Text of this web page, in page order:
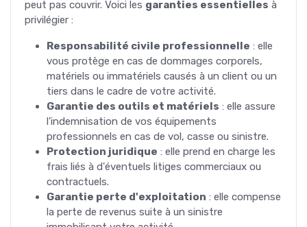
peut pas couvrir. Voici les garanties essentielles à
privilégier :
Responsabilité civile professionnelle : elle
vous protège en cas de dommages corporels,
matériels ou immatériels causés à un client ou un
tiers dans le cadre de votre activité.
Garantie des outils et matériels : elle assure
l'indemnisation de vos équipements
professionnels en cas de vol, casse ou sinistre.
Protection juridique : elle prend en charge les
frais liés à d'éventuels litiges commerciaux ou
contractuels.
Garantie perte d'exploitation : elle compense
la perte de revenus suite à un sinistre